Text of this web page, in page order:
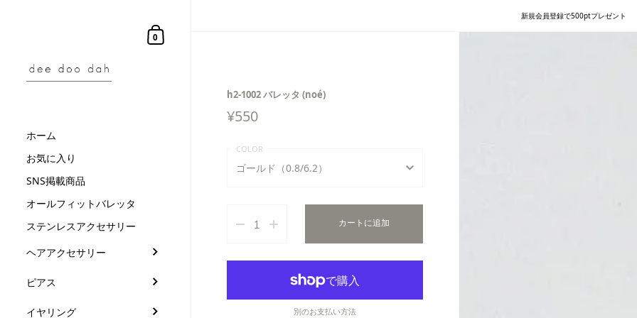
ショッピングカート
0
ホーム
お気に入り
SNS掲載商品
オールフィットバレッタ
ステンレスアクセサリー
ヘアアクセサリー
ピアス
イヤリング
新規会員登録で500ptプレゼント
h2-1002 バレッタ (noé)
¥550
ゴールド（0.8/6.2）
ゴールド（0.8/8.5） カートに追加
別のお支払い方法